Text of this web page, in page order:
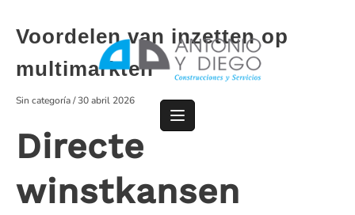
contenido
Voordelen van inzetten op
multimarkten
Sin categoría/30 abril 2026
Directe
winstkansen